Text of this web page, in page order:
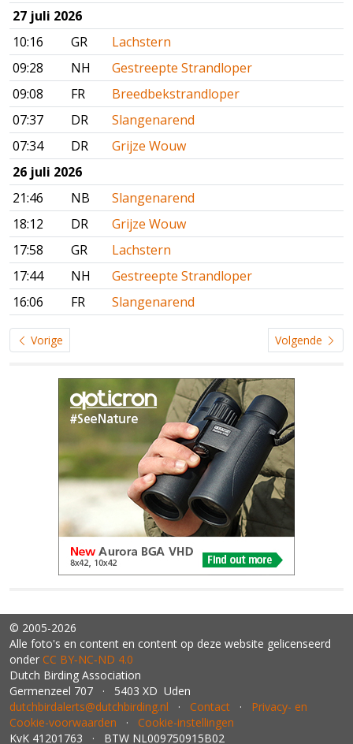
27 juli 2026
10:16
GR
Lachstern
09:28
NH
Gestreepte Strandloper
09:08
FR
Breedbekstrandloper
07:37
DR
Slangenarend
07:34
DR
Grijze Wouw
26 juli 2026
21:46
NB
Slangenarend
18:12
DR
Grijze Wouw
17:58
GR
Lachstern
17:44
NH
Gestreepte Strandloper
16:06
FR Slangenarend
Vorige Volgende
© 2005-2026
Alle foto's en content en content op deze website gelicenseerd
onder CC BY‑NC‑ND 4.0
Dutch Birding Association
Germenzeel 707 · 5403 XD Uden
dutchbirdalerts@dutchbirding.nl · Contact · Privacy- en
Cookie-voorwaarden · Cookie-instellingen
KvK 41201763 · BTW NL009750915B02